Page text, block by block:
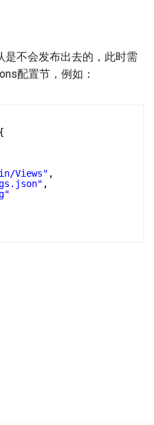
是不会发布出去的，此时需
配置节，例如：
Views" ,
,